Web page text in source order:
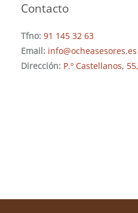
Contacto
Tfno: 91 145 32 63
Email: info@ocheasesores.es
Dirección: P.º Castellanos,